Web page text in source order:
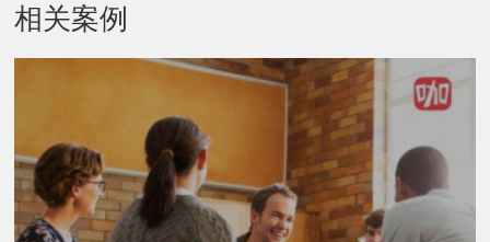
相关案例